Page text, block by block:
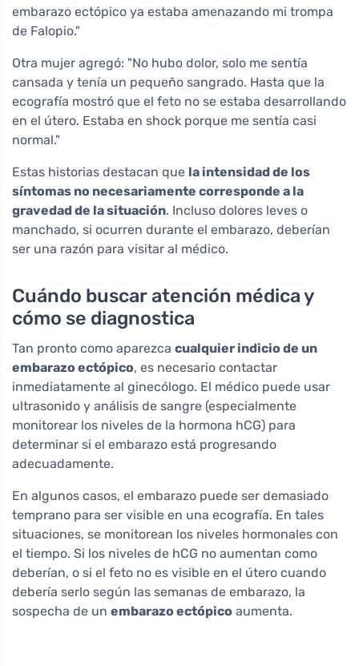
embarazo ectópico ya estaba amenazando mi trompa
de Falopio."
Otra mujer agregó: "No hubo dolor, solo me sentía
cansada y tenía un pequeño sangrado. Hasta que la
ecografía mostró que el feto no se estaba desarrollando
en el útero. Estaba en shock porque me sentía casi
normal."
Estas historias destacan que la intensidad de los
síntomas no necesariamente corresponde a la
gravedad de la situación. Incluso dolores leves o
manchado, si ocurren durante el embarazo, deberían
ser una razón para visitar al médico.
Cuándo buscar atención médica y
cómo se diagnostica
Tan pronto como aparezca cualquier indicio de un
embarazo ectópico, es necesario contactar
inmediatamente al ginecólogo. El médico puede usar
ultrasonido y análisis de sangre (especialmente
monitorear los niveles de la hormona hCG) para
determinar si el embarazo está progresando
adecuadamente.
En algunos casos, el embarazo puede ser demasiado
temprano para ser visible en una ecografía. En tales
situaciones, se monitorean los niveles hormonales con
el tiempo. Si los niveles de hCG no aumentan como
deberían, o si el feto no es visible en el útero cuando
debería serlo según las semanas de embarazo, la
sospecha de un embarazo ectópico aumenta.